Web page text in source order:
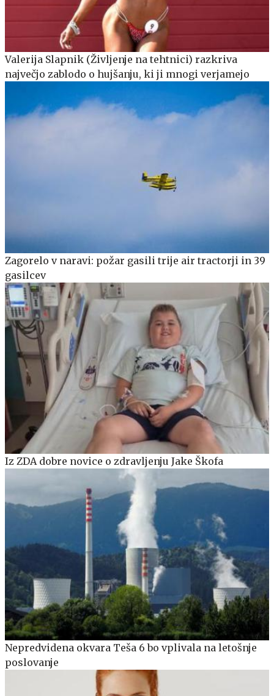
Valerija Slapnik (Življenje na tehtnici) razkriva
največjo zablodo o hujšanju, ki ji mnogi verjamejo
Zagorelo v naravi: požar gasili trije air tractorji in 39
gasilcev
Iz ZDA dobre novice o zdravljenju Jake Škofa
Nepredvidena okvara Teša 6 bo vplivala na letošnje
poslovanje